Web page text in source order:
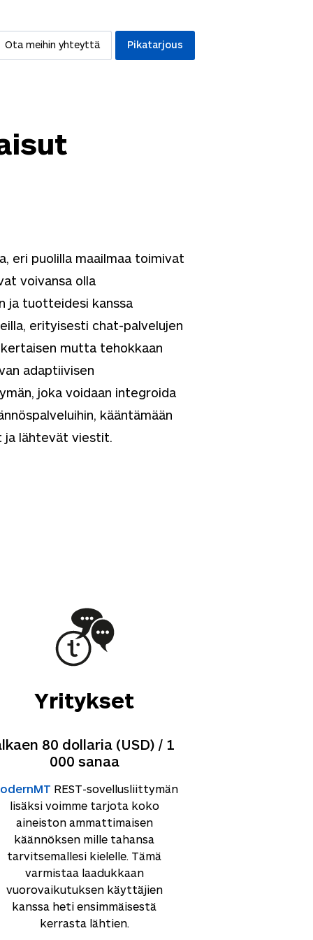
Ota meihin yhteyttä Pikatarjous
eri puolilla maailmaa toimivat
voivansa olla
ja tuotteidesi kanssa
erityisesti chat-palvelujen
mutta tehokkaan
adaptiivisen
joka voidaan integroida
kääntämään
ja lähtevät viestit.
Yritykset
80 dollaria (USD) / 1
000 sanaa
REST-sovellusliittymän
lisäksi voimme tarjota koko
aineiston ammattimaisen
käännöksen mille tahansa
tarvitsemallesi kielelle. Tämä
varmistaa laadukkaan
vuorovaikutuksen käyttäjien
kanssa heti ensimmäisestä
kerrasta lähtien.